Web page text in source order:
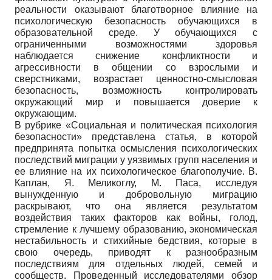
реальности оказывают благотворное влияние на
психологическую безопасность обучающихся в
образовательной среде. У обучающихся с
ограниченными возможностями здоровья
наблюдается снижение конфликтности и
агрессивности в общении со взрослыми и
сверстниками, возрастает ценностно-смысловая
безопасность, возможность контролировать
окружающий мир и повышается доверие к
окружающим.
В рубрике «Социальная и политическая психология
безопасности» представлена статья, в которой
предпринята попытка осмысления психологических
последствий миграции у уязвимых групп населения и
ее влияние на их психологическое благополучие. В.
Каплан, Я. Меликоглу, М. Паса, исследуя
вынужденную и добровольную миграцию
раскрывают, что она является результатом
воздействия таких факторов как войны, голод,
стремление к лучшему образованию, экономическая
нестабильность и стихийные бедствия, которые в
свою очередь, приводят к разнообразным
последствиям для отдельных людей, семей и
сообществ. Проведенный исследователями обзор